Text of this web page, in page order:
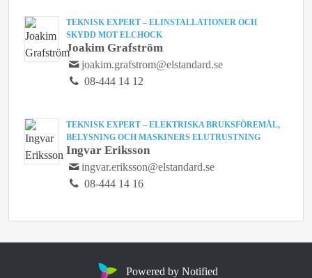
TEKNISK EXPERT – ELINSTALLATIONER OCH
SKYDD MOT ELCHOCK
Joakim Grafström
joakim.grafstrom@elstandard.se
08-444 14 12
TEKNISK EXPERT – ELEKTRISKA BRUKSFÖREMÅL,
BELYSNING OCH MASKINERS ELUTRUSTNING
Ingvar Eriksson
ingvar.eriksson@elstandard.se
08-444 14 16
Powered by Notified